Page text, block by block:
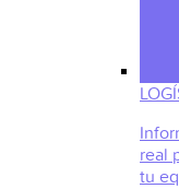
real
tu